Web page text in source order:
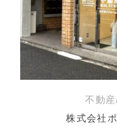
不動
株式会社